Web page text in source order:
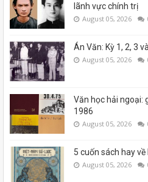
lãnh vực chính trị
August 05, 2026
Án Văn: Kỳ 1, 2, 3
August 05, 2026
Văn học hải ngoại:
1986
August 05, 2026
5 cuốn sách hay
August 05, 2026